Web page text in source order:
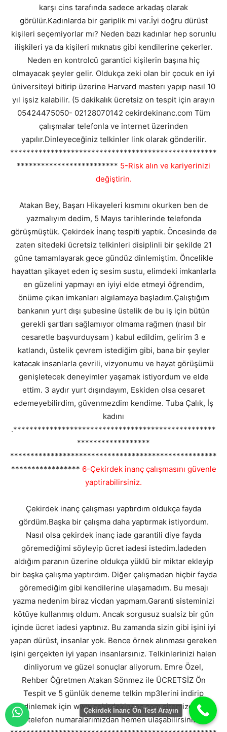
karşı cins tarafında sadece arkadaş olarak
görülür.Kadınlarda bir gariplik mi var.İyi doğru dürüst
kişileri seçemiyorlar mı? Neden bazı kadınlar hep sorunlu
ilişkileri ya da kişileri mıknatıs gibi kendilerine çekerler.
Neden en kontrolcü garantici kişilerin başına hiç
olmayacak şeyler gelir. Oldukça zeki olan bir çocuk en iyi
üniversiteyi bitirip üzerine Harvard masterı yapıp nasıl 10
yıl işsiz kalabilir. (5 dakikalık ücretsiz on tespit için arayın
05424475050- 02128070142 cekirdekinanc.com Tüm
çalışmalar telefonla ve internet üzerinden
yapılır.Dinleyeceğiniz telkinler link olarak gönderilir.
***************************************************
************************* 5-Risk alın ve kariyerinizi
değiştirin.
Atakan Bey, Başarı Hikayeleri kısmını okurken ben de
yazmalıyım dedim, 5 Mayıs tarihlerinde telefonda
görüşmüştük. Çekirdek İnanç tespiti yaptık. Öncesinde de
zaten sitedeki ücretsiz telkinleri disiplinli bir şekilde 21
güne tamamlayarak gece gündüz dinlemiştim. Öncelikle
hayattan şikayet eden iç sesim sustu, elimdeki imkanlarla
en güzelini yapmayı en iyiyi elde etmeyi öğrendim,
önüme çıkan imkanları algılamaya başladım.Çalıştığım
bankanın yurt dışı şubesine üstelik de bu iş için bütün
gerekli şartları sağlamıyor olmama rağmen (nasıl bir
cesaretle başvurduysam ) kabul edildim, gelirim 3 e
katlandı, üstelik çevrem istediğim gibi, bana bir şeyler
katacak insanlarla çevrili, vizyonumu ve hayat görüşümü
genişletecek deneyimler yaşamak istiyordum ve elde
ettim. 3 aydır yurt dışındayım, Eskiden olsa cesaret
edemeyebilirdim, güvenmezdim kendime. Tuba Çalık, İş
kadını
.**************************************************
******************
***************************************************
***************** 6-Çekirdek inanç çalışmasını güvenle
yaptirabilirsiniz.
Çekirdek inanç çalışması yaptırdım oldukça fayda
gördüm.Başka bir çalışma daha yaptırmak istiyordum.
Nasıl olsa çekirdek inanç iade garantili diye fayda
göremediğimi söyleyip ücret iadesi istedim.İadeden
aldığım paranın üzerine oldukça yüklü bir miktar ekleyip
bir başka çalışma yaptırdım. Diğer çalışmadan hiçbir fayda
göremediğim gibi kendilerine ulaşamadım. Bu mesajı
yazma nedenim biraz vicdan yapmam.Garanti sisteminizi
kötüye kullanmış oldum. Ancak sorgusuz sualsiz bir gün
içinde ücret iadesi yaptınız. Bu zamanda sizin gibi işini iyi
yapan dürüst, insanlar yok. Bence örnek alınması gereken
işini gerçekten iyi yapan insanlarsınız. Telkinlerinizi halen
dinliyorum ve güzel sonuçlar aliyorum. Emre Özel,
Rehber Öğretmen Atakan Sönmez ile ÜCRETSİZ Ön
Tespit ve 5 günlük deneme telkin mp3lerini indirip
dinlemek için www.cekirdekinanc.com sitemizdeki
telefon numaralarımızdan hemen ulaşabilirsiniz.
Çekirdek İnanç Ön Test Arayın